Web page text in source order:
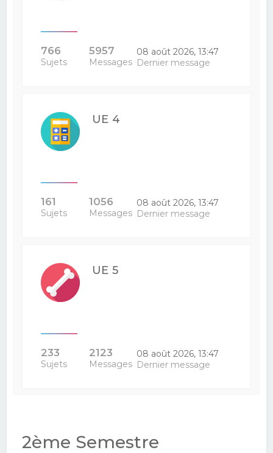
766
Sujets
5957
Messages
08 août 2026, 13:47
Dernier message
UE 4
161
Sujets
1056
Messages
08 août 2026, 13:47
Dernier message
UE 5
233
Sujets
2123
Messages
08 août 2026, 13:47
Dernier message
2ème Semestre